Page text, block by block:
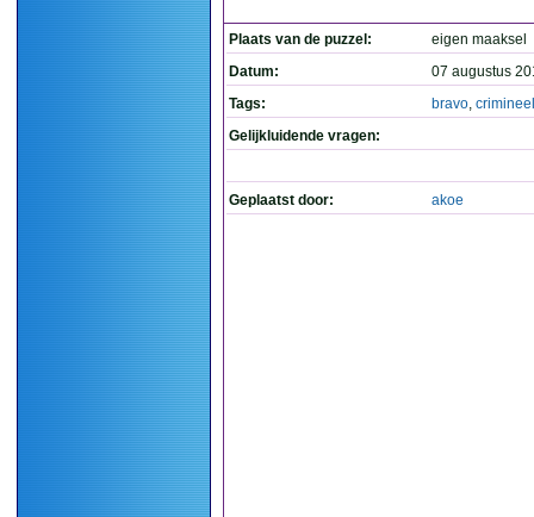
Plaats van de puzzel:
eigen maaksel
Datum:
07 augustus
Tags:
bravo, crimineel
Gelijkluidende vragen:
Geplaatst door: akoe